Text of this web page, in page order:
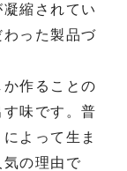
縮されてい
わった製品づ
作ることの
味です。普
よって生ま
の理由で